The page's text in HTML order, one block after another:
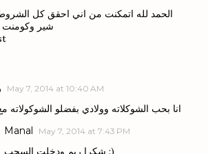
الحمد لله اتمكنت من اني احقق كل
شير وكومنت
May 7, 2014 at 10:40 AM
انا بحب الشوكلاته وولادي بفضلو الشوكولاته
Manal May 7, 2014 at 7:43 PM
شكرا ريم ودخلت السحب :)